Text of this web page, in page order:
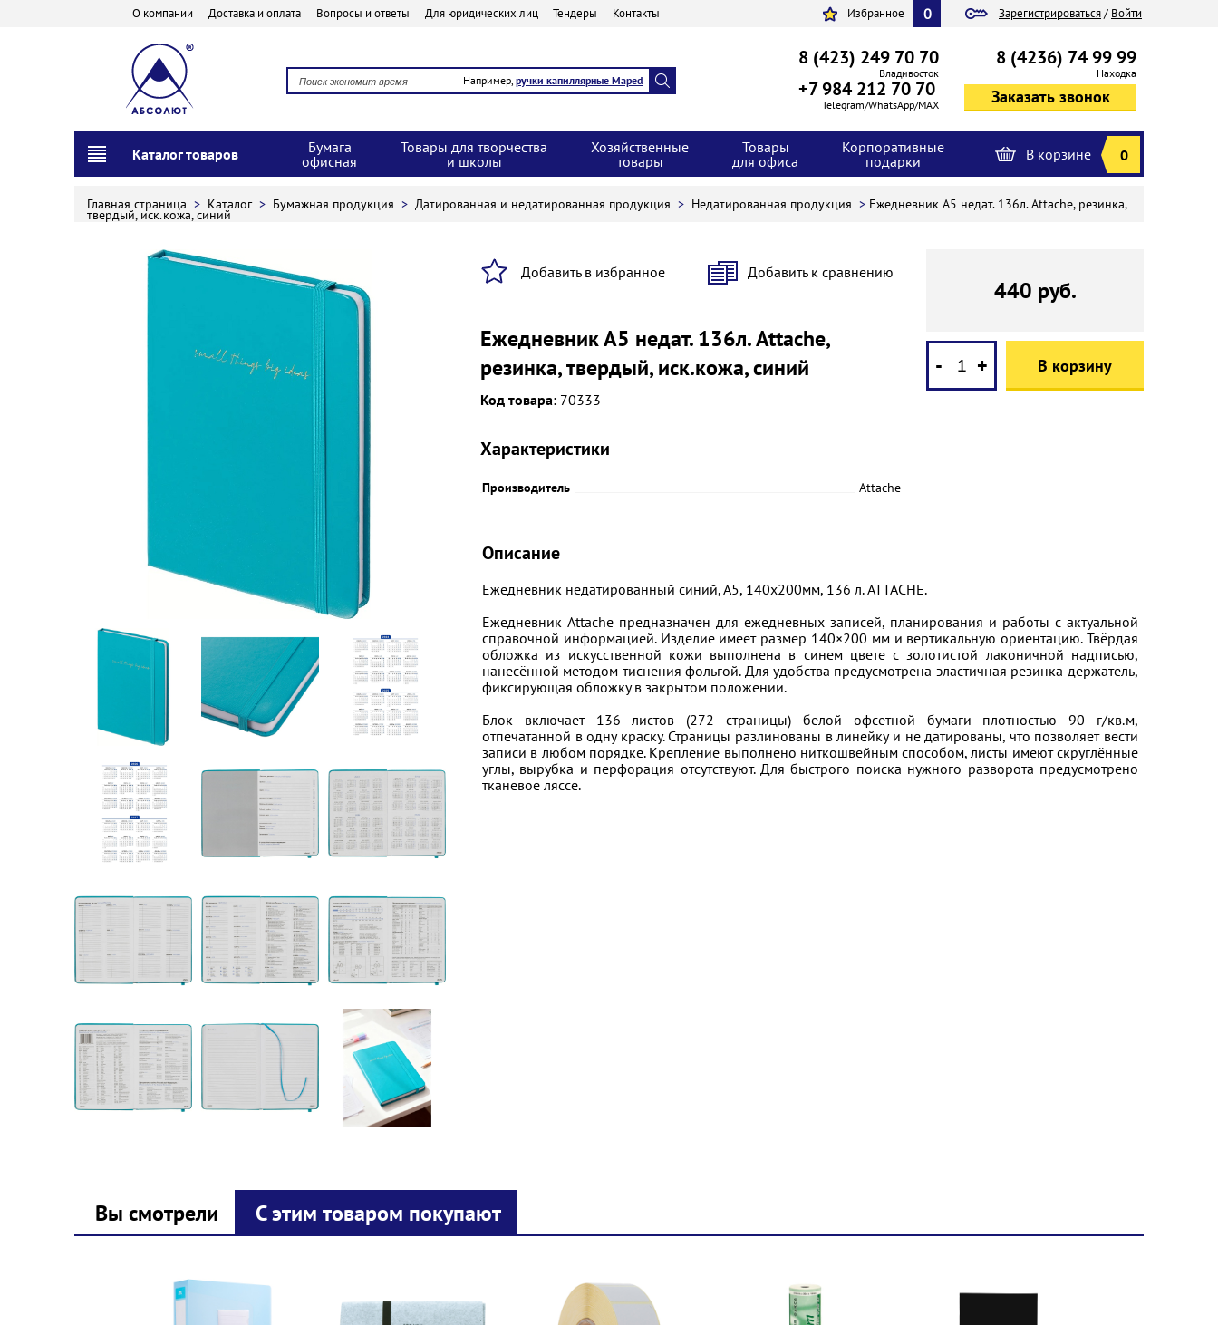
О компании Доставка и оплата Вопросы и ответы Для юридических лиц Тендеры Контакты Зарегистрироваться/ Войти
Избранное 0
Например, ручки капиллярные Maped
8 (423) 249 70 70
Владивосток
+7 984 212 70 70
Telegram/WhatsApp/MAX
8 (4236) 74 99 99
Находка
Каталог товаров
Бумага
офисная
Товары для творчества
и школы
Хозяйственные
товары
Товары
для офиса
Корпоративные
подарки
В корзине 0
Главная страница > Каталог > Бумажная продукция > Датированная и недатированная продукция > Недатированная продукция > Ежедневник А5 недат. 136л. Attache, резинка,
твердый, иск.кожа, синий
Добавить в избранное Добавить к сравнению
Ежедневник А5 недат. 136л. Attache,
резинка, твердый, иск.кожа, синий
Код товара: 70333
Характеристики
Производитель Attache
440 руб.
- + В корзину
Описание
Ежедневник недатированный синий, А5, 140x200мм, 136 л. ATTACHE.
Ежедневник Attache предназначен для ежедневных записей, планирования и работы с актуальной
справочной информацией. Изделие имеет размер 140×200 мм и вертикальную ориентацию. Твёрдая
обложка из искусственной кожи выполнена в синем цвете с золотистой лаконичной надписью,
нанесённой методом тиснения фольгой. Для удобства предусмотрена эластичная резинка-держатель,
фиксирующая обложку в закрытом положении.
Блок включает 136 листов (272 страницы) белой офсетной бумаги плотностью 90 г/кв.м,
отпечатанной в одну краску. Страницы разлинованы в линейку и не датированы, что позволяет вести
записи в любом порядке. Крепление выполнено ниткошвейным способом, листы имеют скруглённые
углы, вырубка и перфорация отсутствуют. Для быстрого поиска нужного разворота предусмотрено
тканевое ляссе.
Вы смотрели С этим товаром покупают